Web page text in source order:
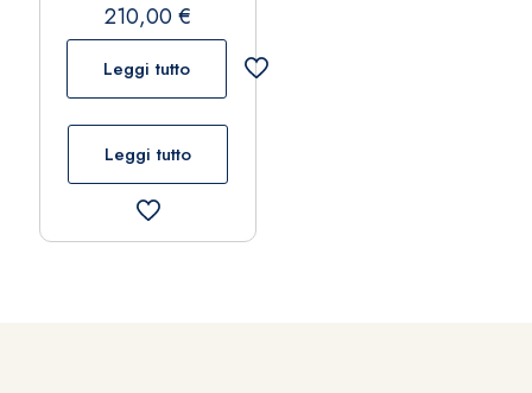
210,00€
Leggi tutto
Leggi tutto